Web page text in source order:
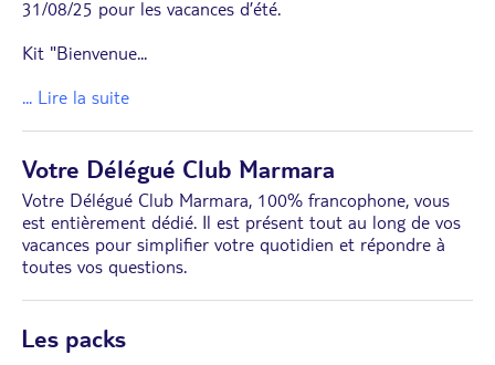
31/08/25 pour les vacances d’été.
Kit "Bienvenue...
... Lire la suite
Votre Délégué Club Marmara
Votre Délégué Club Marmara, 100% francophone, vous
est entièrement dédié. Il est présent tout au long de vos
vacances pour simplifier votre quotidien et répondre à
toutes vos questions.
Les packs